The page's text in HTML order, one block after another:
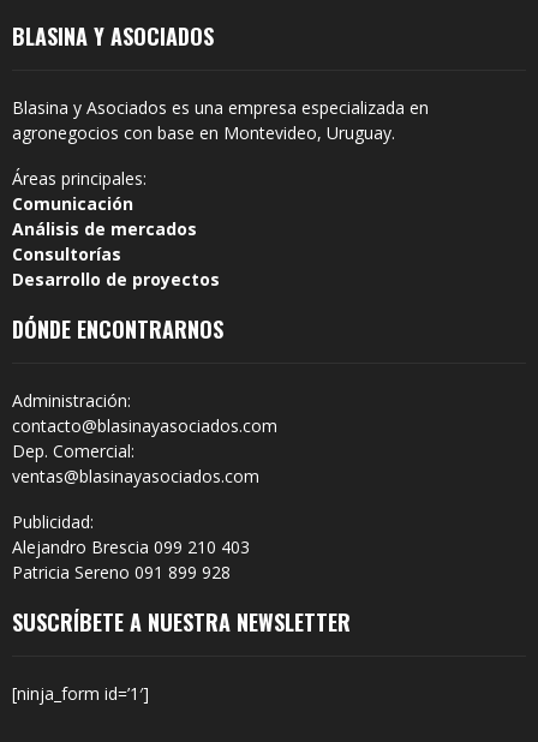
BLASINA Y ASOCIADOS
Blasina y Asociados es una empresa especializada en
agronegocios con base en Montevideo, Uruguay.
Áreas principales:
Comunicación
Análisis de mercados
Consultorías
Desarrollo de proyectos
DÓNDE ENCONTRARNOS
Administración:
contacto@blasinayasociados.com
Dep. Comercial:
ventas@blasinayasociados.com
Publicidad:
Alejandro Brescia 099 210 403
Patricia Sereno 091 899 928
SUSCRÍBETE A NUESTRA NEWSLETTER
[ninja_form id=’1′]